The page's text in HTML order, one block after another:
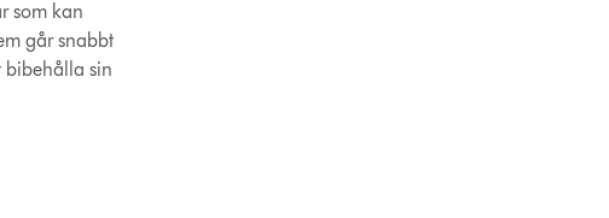
som kan
går snabbt
bibehålla sin